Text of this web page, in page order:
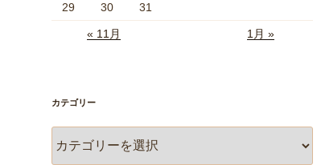
29 30 31
« 11月 1月 »
カテゴリー
テ